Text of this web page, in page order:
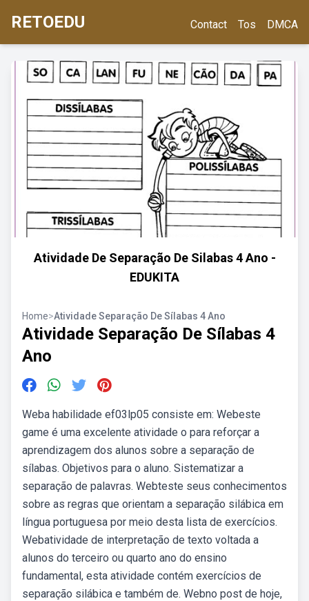
RETOEDU Contact Tos DMCA
Atividade De Separação De Silabas 4 Ano -
EDUKITA
Home>Atividade Separação De Sílabas 4 Ano
Atividade Separação De Sílabas 4
Ano
Weba habilidade ef03lp05 consiste em: Webeste
game é uma excelente atividade o para reforçar a
aprendizagem dos alunos sobre a separação de
sílabas. Objetivos para o aluno. Sistematizar a
separação de palavras. Webteste seus conhecimentos
sobre as regras que orientam a separação silábica em
língua portuguesa por meio desta lista de exercícios.
Webatividade de interpretação de texto voltada a
alunos do terceiro ou quarto ano do ensino
fundamental, esta atividade contém exercícios de
separação silábica e também de. Webno post de hoje,